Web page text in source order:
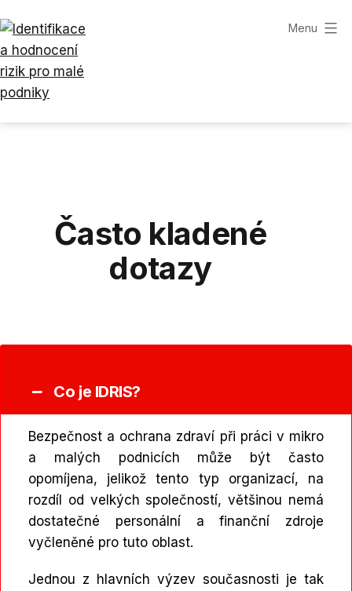
k
obsahu
Menu
Často kladené
dotazy
Co je IDRIS?
Bezpečnost a ochrana zdraví při práci v mikro
a malých podnicích může být často
opomíjena, jelikož tento typ organizací, na
rozdíl od velkých společností, většinou nemá
dostatečné personální a finanční zdroje
vyčleněné pro tuto oblast.
Jednou z hlavních výzev současnosti je tak